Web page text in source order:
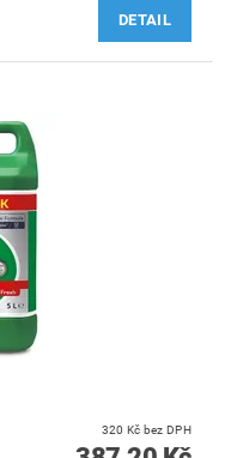
DETAIL
320 Kč bez DPH